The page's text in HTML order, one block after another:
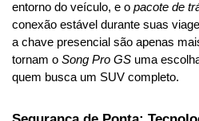
entorno do veículo, e o pacote de
conexão estável durante suas
a chave presencial são apenas
tornam o Song Pro GS uma
quem busca um SUV completo.